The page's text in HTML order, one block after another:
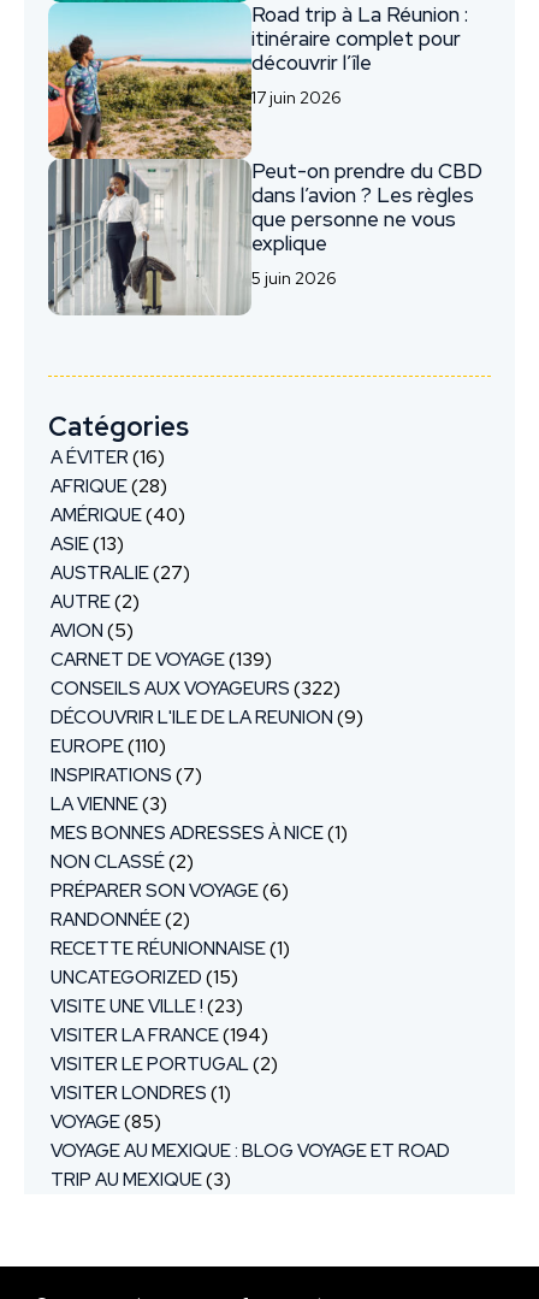
Road trip à La Réunion :
itinéraire complet pour
découvrir l’île
17 juin 2026
Peut-on prendre du CBD
dans l’avion ? Les règles
que personne ne vous
explique
5 juin 2026
Catégories
A ÉVITER (16)
AFRIQUE(28)
AMÉRIQUE(40)
ASIE(13)
AUSTRALIE(27)
AUTRE(2)
AVION (5)
CARNET DE VOYAGE(139)
CONSEILS AUX VOYAGEURS (322)
DÉCOUVRIR L'ILE DE LA REUNION (9)
EUROPE(110)
INSPIRATIONS (7)
LA VIENNE(3)
MES BONNES ADRESSES À NICE(1)
NON CLASSÉ(2)
PRÉPARER SON VOYAGE(6)
RANDONNÉE(2)
RECETTE RÉUNIONNAISE(1)
UNCATEGORIZED (15)
VISITE UNE VILLE ! (23)
VISITER LA FRANCE(194)
VISITER LE PORTUGAL(2)
VISITER LONDRES (1)
VOYAGE(85)
VOYAGE AU MEXIQUE : BLOG VOYAGE ET ROAD
TRIP AU MEXIQUE(3)